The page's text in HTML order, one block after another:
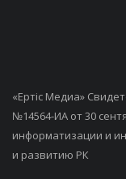
«Ертiс Медиа»
№14564-ИА от 30
информатизации и
и развитию РК